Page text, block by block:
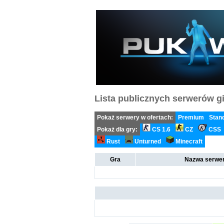
Lista publicznych serwerów
Pokaż serwery w ofertach: Premium
Pokaż dla gry:
CS 1.6 CZ
CSS
Rust
Unturned Minecraft
Gra Nazwa